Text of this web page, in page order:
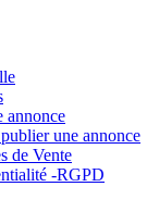
annonce
une annonce
de Vente
-RGPD